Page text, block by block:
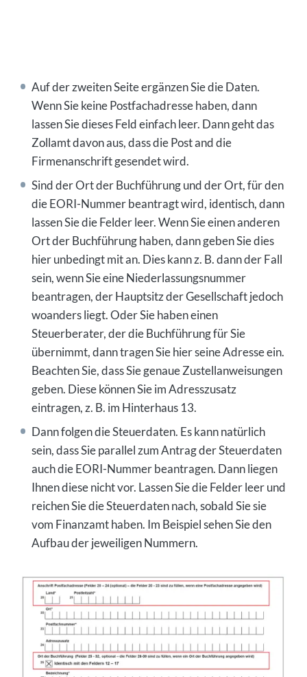
Auf der zweiten Seite ergänzen Sie die Daten.
Wenn Sie keine Postfachadresse haben, dann
lassen Sie dieses Feld einfach leer. Dann geht das
Zollamt davon aus, dass die Post and die
Firmenanschrift gesendet wird.
Sind der Ort der Buchführung und der Ort, für den
die EORI-Nummer beantragt wird, identisch, dann
lassen Sie die Felder leer. Wenn Sie einen anderen
Ort der Buchführung haben, dann geben Sie dies
hier unbedingt mit an. Dies kann z. B. dann der Fall
sein, wenn Sie eine Niederlassungsnummer
beantragen, der Hauptsitz der Gesellschaft jedoch
woanders liegt. Oder Sie haben einen
Steuerberater, der die Buchführung für Sie
übernimmt, dann tragen Sie hier seine Adresse ein.
Beachten Sie, dass Sie genaue Zustellanweisungen
geben. Diese können Sie im Adresszusatz
eintragen, z. B. im Hinterhaus 13.
Dann folgen die Steuerdaten. Es kann natürlich
sein, dass Sie parallel zum Antrag der Steuerdaten
auch die EORI-Nummer beantragen. Dann liegen
Ihnen diese nicht vor. Lassen Sie die Felder leer und
reichen Sie die Steuerdaten nach, sobald Sie sie
vom Finanzamt haben. Im Beispiel sehen Sie den
Aufbau der jeweiligen Nummern.